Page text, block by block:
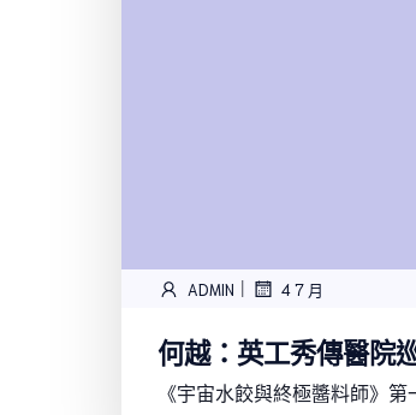
ADMIN | 4 7 月
何越：英工秀傳醫院
《宇宙水餃與終極醬料師》第